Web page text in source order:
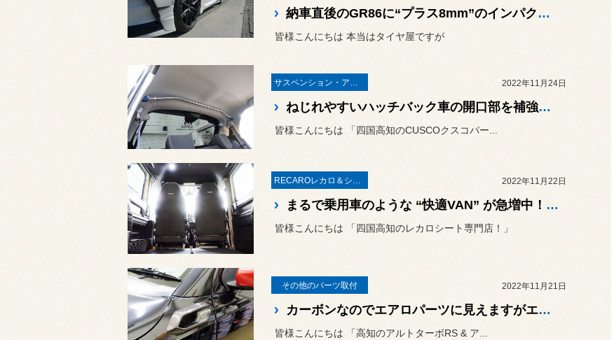
納車直後のGR86に“プラス8mm”のインパクト！トヨタ GR86（ZN8）に「TOM'S オーバーフェンダー」の取り付け！
皆様こんにちは 本当はタイヤ屋ですが
2022年11月24日
ねじれやすいハッチバック車の開口部を補強すると効果絶大ですよ！スズキ アルトワークス（HA36S）に「CUSCO パワーブレース リヤピラーバー」の取り付け！
皆様こんにちは 「四国高知のCUSCOクスコパー...
2022年11月22日
まるで乗用車のような “快適VAN” が急増中！ホンダ N-VAN（JJ1）に「RECARO LX-F WU110」を2脚セットで取り付けました！
皆様こんにちは 「四国高知のレカロシート専門店！」
その他のパーツ取付 2022年11月21日
カーボンなのでエアロパーツに見えますがエンジンルームの熱気を逃がす機能パーツなんです！スズキ アルトターボRS（HA36S)に「モンスタースポーツ フェンダーダクト」の取り付け！
皆様こんにちは 「高知のアルトターボRS & ア...